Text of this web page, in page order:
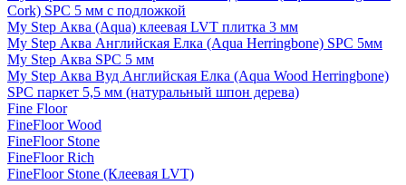
Cork) SPC 5 мм с подложкой
My Step Аква (Aqua) клеевая LVT плитка 3 мм
My Step Аква Английская Елка (Aqua Herringbone) SPC 5мм
My Step Аква SPC 5 мм
My Step Аква Вуд Английская Елка (Aqua Wood Herringbone)
SPC паркет 5,5 мм (натуральный шпон дерева)
Fine Floor
FineFloor Wood
FineFloor Stone
FineFloor Rich
FineFloor Stone (Клеевая LVT)